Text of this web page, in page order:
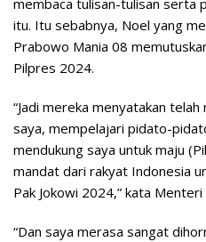
membaca tulisan-tulisan serta
itu. Itu sebabnya, Noel yang
Prabowo Mania 08
Pilpres 2024.
“Jadi mereka menyatakan
saya, mempelajari pidato-
mendukung saya untuk maju
mandat dari rakyat Indonesia
Pak Jokowi 2024,” kata
“Dan saya merasa sangat